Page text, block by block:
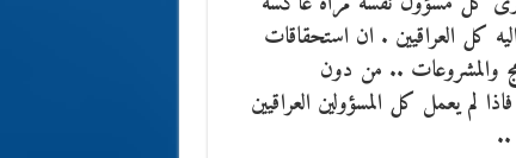
كل العراقيين . ان استحقاقات
والمشروعات .. من دون
يعمل كل المسؤولين العراقيين
..